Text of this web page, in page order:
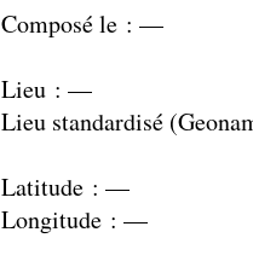
Composé le : —
Lieu : —
Lieu standardisé
Latitude : —
Longitude : —